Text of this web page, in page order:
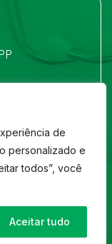
de
personalizado e
todos”, você
Aceitar tudo